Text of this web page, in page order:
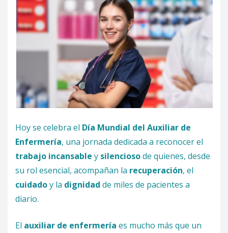
Hoy se celebra el Día Mundial del Auxiliar de
Enfermería, una jornada dedicada a reconocer el
trabajo incansable y silenciosode quienes, desde
su rol esencial, acompañan la recuperación, el
cuidadoy la dignidad de miles de pacientes a
diario.
El auxiliar de enfermería es mucho más que un